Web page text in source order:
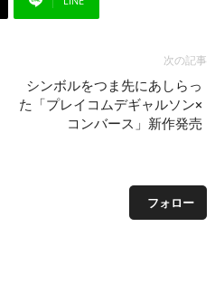
次の記事
シンボルをつま先にあしらっ
た「プレイコムデギャルソン×
コンバース」新作発売
フォロー